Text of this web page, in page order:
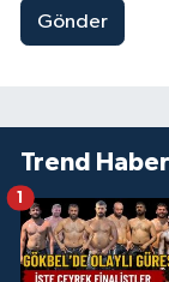
Gönder
Trend
1